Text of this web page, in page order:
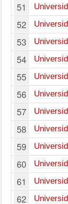
51
52
53
54
55
56
57
58
59
60
61
62